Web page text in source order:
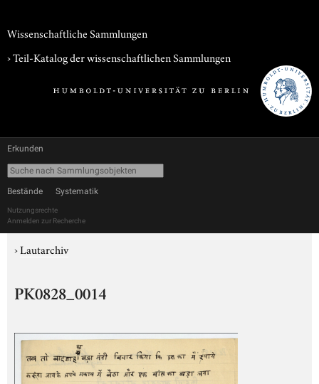
Wissenschaftliche Sammlungen
› Teil-Katalog der wissenschaftlichen Sammlungen
Erkunden
Bestände Systematik
Nutzungsrechte
Anmelden zur Recherche
›Lautarchiv
PK0828_0014